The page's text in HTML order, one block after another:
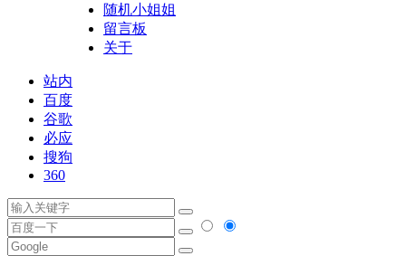
随机小姐姐
留言板
关于
站内
百度
谷歌
必应
搜狗
360